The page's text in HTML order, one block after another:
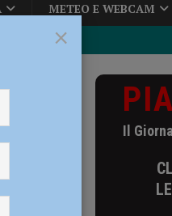
METEO E WEBCAM
i
Il
×